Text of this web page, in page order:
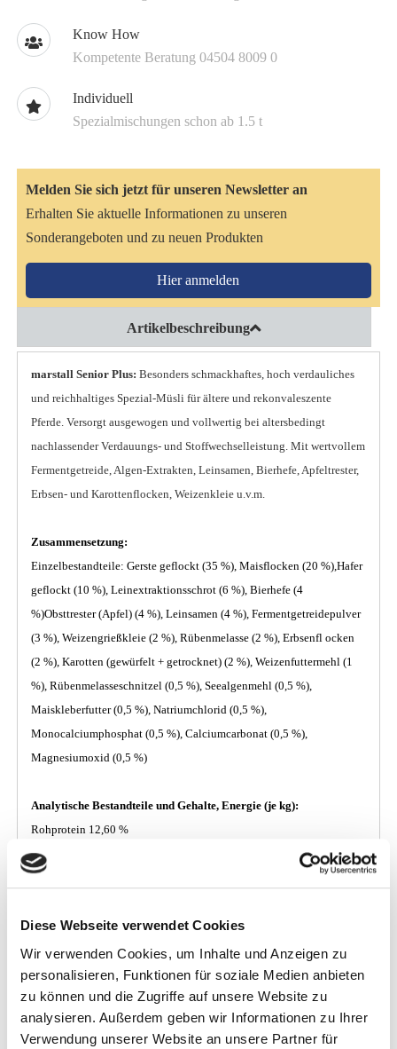
Diese Webseite verwendet Cookies
Wir verwenden Cookies, um Inhalte und Anzeigen zu
personalisieren, Funktionen für soziale Medien anbieten
zu können und die Zugriffe auf unsere Website zu
analysieren. Außerdem geben wir Informationen zu Ihrer
Verwendung unserer Website an unsere Partner für
Know How
Kompetente Beratung 04504 8009 0
Individuell
Spezialmischungen schon ab 1.5 t
Melden Sie sich jetzt für unseren Newsletter an
Erhalten Sie aktuelle Informationen zu unseren
Sonderangeboten und zu neuen Produkten
Hier anmelden
Artikelbeschreibung
marstall Senior Plus: Besonders schmackhaftes, hoch verdauliches
und reichhaltiges Spezial-Müsli für ältere und rekonvaleszente
Pferde. Versorgt ausgewogen und vollwertig bei altersbedingt
nachlassender Verdauungs- und Stoffwechselleistung. Mit wertvollem
Fermentgetreide, Algen-Extrakten, Leinsamen, Bierhefe, Apfeltrester,
Erbsen- und Karottenflocken, Weizenkleie u.v.m.
Zusammensetzung:
Einzelbestandteile: Gerste geflockt (35 %), Maisflocken (20 %),Hafer
geflockt (10 %), Leinextraktionsschrot (6 %), Bierhefe (4
%)Obsttrester (Apfel) (4 %), Leinsamen (4 %), Fermentgetreidepulver
(3 %), Weizengrießkleie (2 %), Rübenmelasse (2 %), Erbsenfl ocken
(2 %), Karotten (gewürfelt + getrocknet) (2 %), Weizenfuttermehl (1
%), Rübenmelasseschnitzel (0,5 %), Seealgenmehl (0,5 %),
Maiskleberfutter (0,5 %), Natriumchlorid (0,5 %),
Monocalciumphosphat (0,5 %), Calciumcarbonat (0,5 %),
Magnesiumoxid (0,5 %)
Analytische Bestandteile und Gehalte, Energie (je kg):
Rohprotein 12,60 %
verdauliches Rohprotein 9,50 %
Rohfett 4,30 %
Rohasche 5,70 %
Energie (DE) 12,50 MJ
Calcium 0,60 %
Phosphor 0,40 %
Natrium 0,30 %
Magnesium 0,30 %